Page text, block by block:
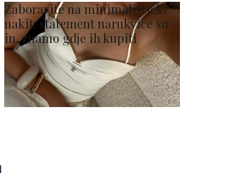
Zaboravite na minimalistički
nakit: statement narukvice su
in, znamo gdje ih kupiti